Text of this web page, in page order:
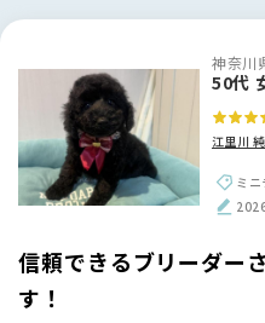
お迎えしてからも、うちの子
すい子に育っています。最近
族の一員として毎日笑わせて
江里川さん、本当にありがと
【BreederFamiliesへ】
にいろいろな方がいらっしゃ
ダーさんを見つければいいん
でした。
神奈川
50代
江里川
ミ
信頼できるブリーダー
す！